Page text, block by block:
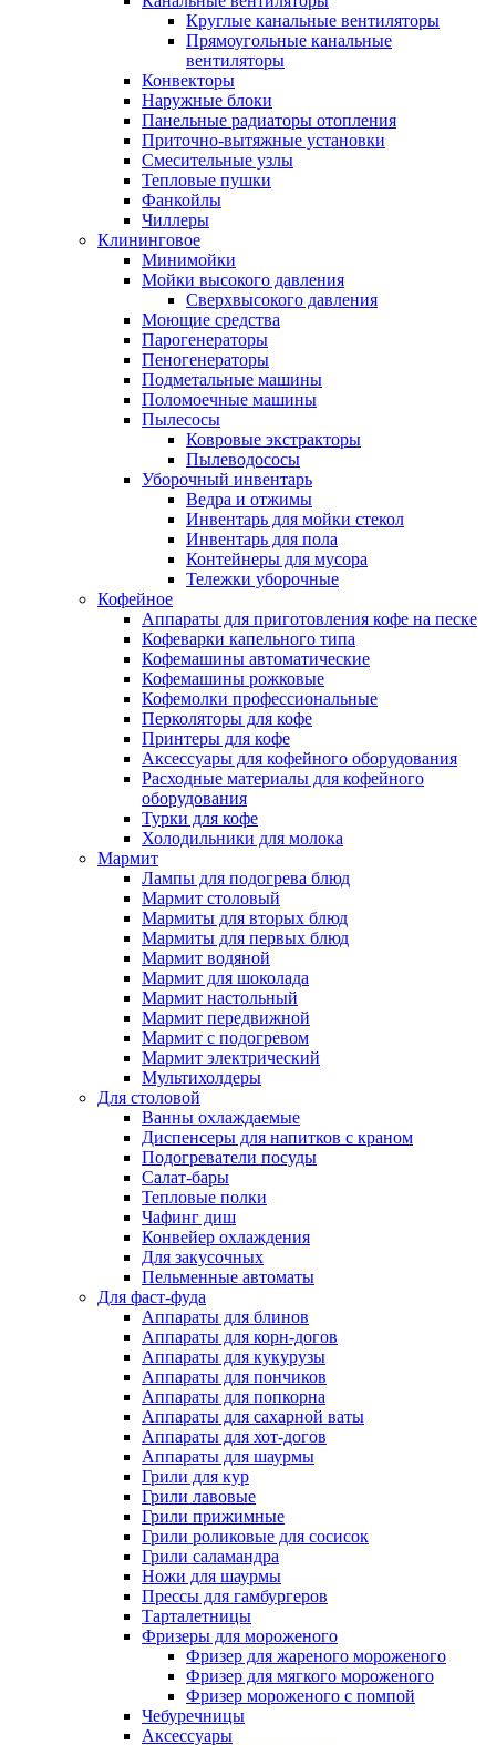
Круглые канальные вентиляторы
Прямоугольные канальные
вентиляторы
Конвекторы
Наружные блоки
Панельные радиаторы отопления
Приточно-вытяжные установки
Смесительные узлы
Тепловые пушки
Фанкойлы
Чиллеры
Клининговое
Минимойки
Мойки высокого давления
Сверхвысокого давления
Моющие средства
Парогенераторы
Пеногенераторы
Подметальные машины
Поломоечные машины
Пылесосы
Ковровые экстракторы
Пылеводососы
Уборочный инвентарь
Ведра и отжимы
Инвентарь для мойки стекол
Инвентарь для пола
Контейнеры для мусора
Тележки уборочные
Кофейное
Аппараты для приготовления кофе на песке
Кофеварки капельного типа
Кофемашины автоматические
Кофемашины рожковые
Кофемолки профессиональные
Перколяторы для кофе
Принтеры для кофе
Аксессуары для кофейного оборудования
Расходные материалы для кофейного
оборудования
Турки для кофе
Холодильники для молока
Мармит
Лампы для подогрева блюд
Мармит столовый
Мармиты для вторых блюд
Мармиты для первых блюд
Мармит водяной
Мармит для шоколада
Мармит настольный
Мармит передвижной
Мармит с подогревом
Мармит электрический
Мультихолдеры
Для столовой
Ванны охлаждаемые
Диспенсеры для напитков с краном
Подогреватели посуды
Салат-бары
Тепловые полки
Чафинг диш
Конвейер охлаждения
Для закусочных
Пельменные автоматы
Для фаст-фуда
Аппараты для блинов
Аппараты для корн-догов
Аппараты для кукурузы
Аппараты для пончиков
Аппараты для попкорна
Аппараты для сахарной ваты
Аппараты для хот-догов
Аппараты для шаурмы
Грили для кур
Грили лавовые
Грили прижимные
Грили роликовые для сосисок
Грили саламандра
Ножи для шаурмы
Прессы для гамбургеров
Тарталетницы
Фризеры для мороженого
Фризер для жареного мороженого
Фризер для мягкого мороженого
Фризер мороженого с помпой
Чебуречницы
Аксессуары